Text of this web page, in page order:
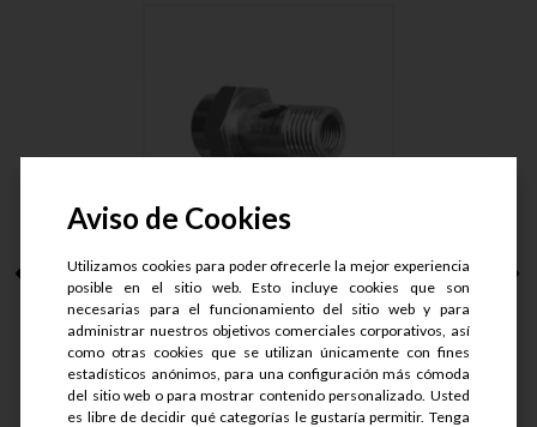
TORNILLO DE PASO AC.
M14X1.....
S/.22.8
S/.18.24
Aviso de Cookies
Utilizamos cookies para poder ofrecerle la mejor experiencia
posible en el sitio web. Esto incluye cookies que son
necesarias para el funcionamiento del sitio web y para
administrar nuestros objetivos comerciales corporativos, así
como otras cookies que se utilizan únicamente con fines
estadísticos anónimos, para una configuración más cómoda
del sitio web o para mostrar contenido personalizado. Usted
es libre de decidir qué categorías le gustaría permitir. Tenga